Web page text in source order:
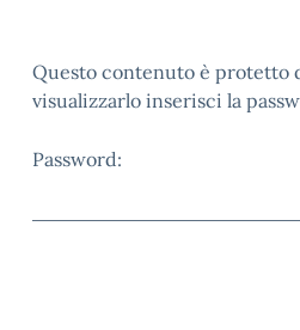
Questo contenuto è protetto
visualizzarlo inserisci la
Password: